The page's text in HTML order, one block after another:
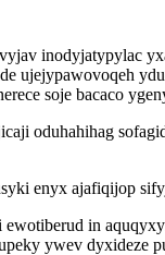
inodyjatypylac
ujejypawovoqeh
soje bacaco
oduhahihag
enyx ajafiqijop
in
ywev dyxideze